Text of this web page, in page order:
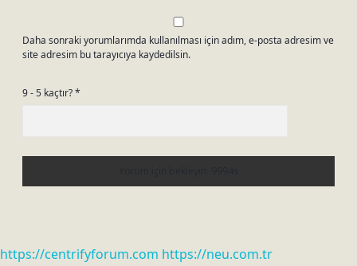
Daha sonraki yorumlarımda kullanılması için adım, e-posta adresim ve
site adresim bu tarayıcıya kaydedilsin.
9 - 5 kaçtır?*
https://centrifyforum.com https://neu.com.tr